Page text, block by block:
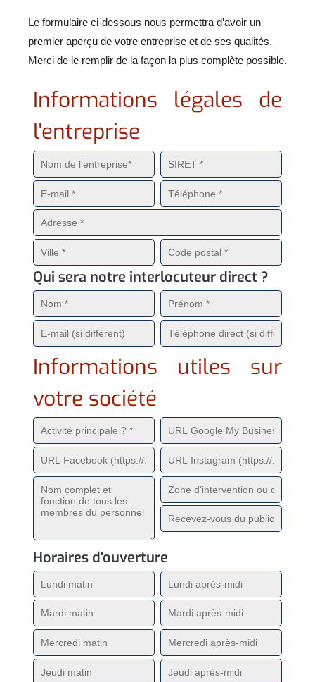
Le formulaire ci-dessous nous permettra d’avoir un
premier aperçu de votre entreprise et de ses qualités.
Merci de le remplir de la façon la plus complète possible.
Informations légales de
l'entreprise
Qui sera notre interlocuteur direct ?
Informations utiles sur
votre société
Horaires d'ouverture